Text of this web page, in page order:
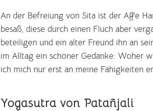
An der Befreiung von Sita ist der Affe
besaß, diese durch einen Fluch aber
beteiligen und ein alter Freund ihn an
im Alltag ein schöner Gedanke: Woher
ich mich nur erst an meine Fähigkeiten
Yogasutra von Patañjali